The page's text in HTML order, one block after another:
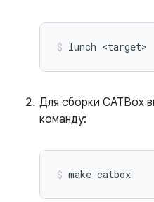
lunch <target>
Для сборки CATBox
команду:
make catbox